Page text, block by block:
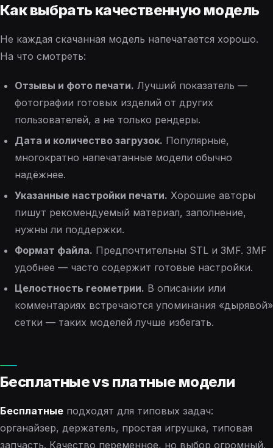
Как выбрать качественную модель
Не каждая скачанная модель напечатается хорошо.
На что смотреть:
Отзывы и фото печати. Лучший показатель —
фотографии готовых изделий от других
пользователей, а не только рендеры.
Дата и количество загрузок. Популярные,
многократно напечатанные модели обычно
надёжнее.
Указанные настройки печати. Хорошие авторы
пишут рекомендуемый материал, заполнение,
нужны ли поддержки.
Формат файла. Предпочтительны STL и 3MF. 3MF
удобнее — часто содержит готовые настройки.
Целостность геометрии. В описании или
комментариях встречаются упоминания «дырявой»
сетки — таких моделей лучше избегать.
Бесплатные vs платные модели
Бесплатные подходят для типовых задач:
органайзер, держатель, простая игрушка, типовая
запчасть. Качество переменное, но выбор огромный.